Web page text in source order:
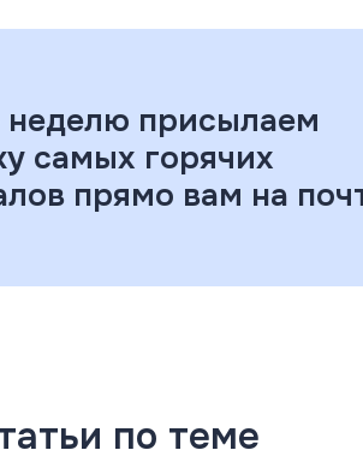
присылаем
самых горячих
прямо вам на
по теме